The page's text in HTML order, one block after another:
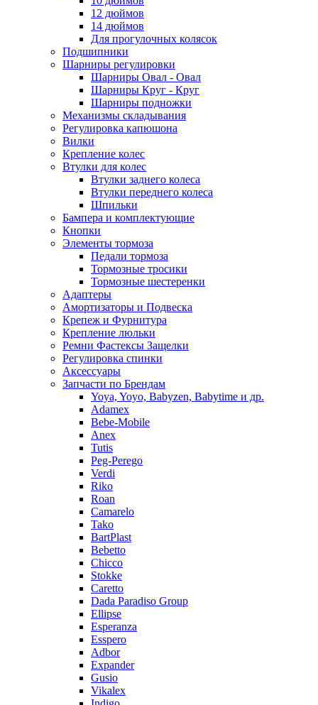
12 дюймов
14 дюймов
Для прогулочных колясок
Подшипники
Шарниры регулировки
Шарниры Овал - Овал
Шарниры Круг - Круг
Шарниры подножки
Механизмы складывания
Регулировка капюшона
Вилки
Крепление колес
Втулки для колес
Втулки заднего колеса
Втулки переднего колеса
Шпильки
Бампера и комплектующие
Кнопки
Элементы тормоза
Педали тормоза
Тормозные тросики
Тормозные шестеренки
Адаптеры
Амортизаторы и Подвеска
Крепеж и Фурнитура
Крепление люльки
Ремни Фастексы Защелки
Регулировка спинки
Аксессуары
Запчасти по Брендам
Yoya, Yoyo, Babyzen, Babytime и др.
Adamex
Bebe-Mobile
Anex
Tutis
Peg-Perego
Verdi
Riko
Roan
Camarelo
Tako
BartPlast
Bebetto
Chicco
Stokke
Caretto
Dada Paradiso Group
Ellipse
Esperanza
Esspero
Adbor
Expander
Gusio
Vikalex